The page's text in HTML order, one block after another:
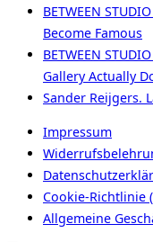
BETWEEN
Become Famous
BETWEEN
Gallery Actually
Sander Reijgers.
Impressum
Cookie-Richtlinie
Allgemeine